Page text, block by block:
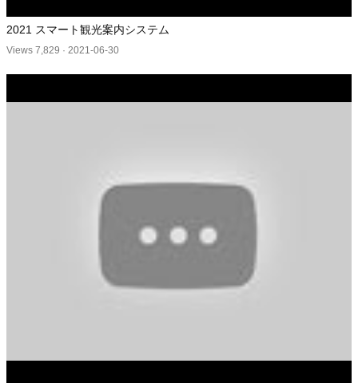
2021 スマート観光案内システム
Views 7,829 · 2021-06-30